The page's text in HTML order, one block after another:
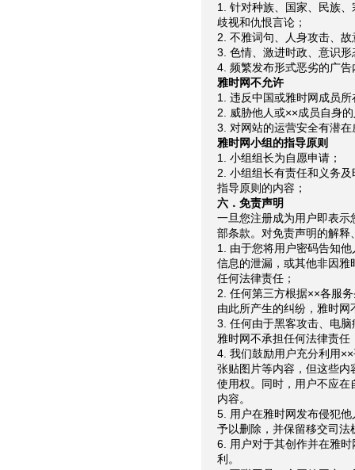
1. 针对种族、国家、民族
歧视和仇恨言论；
2. 不雅词句、人身攻击、
3. 色情、激进时政、意识
4. 频繁发布形式恶劣的广告
雅时网不允许
1. 违反中国或雅时网成员
2. 威胁他人或××成员自身
3. 对网站的运营安全有潜
雅时网小组的指导原则
1. 小组组长为自愿申请；
2. 小组组长有责任和义务
指导原则的内容；
六．免责声明
一旦您注册成为用户即表
部条款。对免责声明的解
1. 由于您将用户密码告知
信息的泄漏，或其他非因
任何法律责任；
2. 任何第三方根据××各服
由此所产生的纠纷，雅时
3. 任何由于黑客攻击、电
雅时网不承担任何法律责任
4. 我们鼓励用户充分利用
张贴图片等内容，但这些
使用权。同时，用户不应
内容。
5. 用户在雅时网发布侵犯
予以删除，并保留移交司法
6. 用户对于其创作并在雅
利。